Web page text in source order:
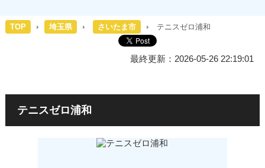
TOP 埼玉県 さいたま市 テニスゼロ浦和
最終更新：2026-05-26 22:19:01
テニスゼロ浦和